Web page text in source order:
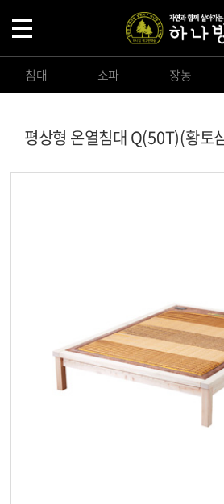
침대 소파 장농
평상형 온열침대 Q(50T)(황토